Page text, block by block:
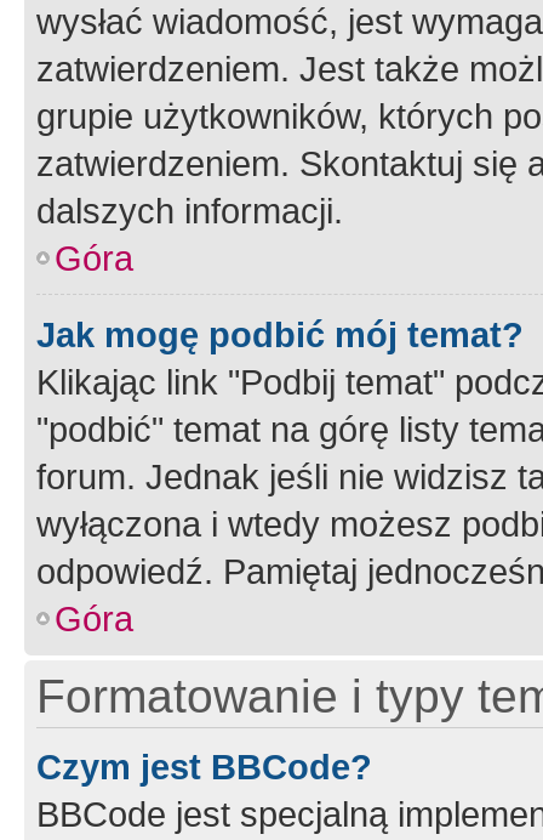
wysłać wiadomość, jest
zatwierdzeniem. Jest także
grupie użytkowników, których
zatwierdzeniem. Skontaktuj się
dalszych informacji.
Góra
Jak mogę podbić mój temat?
Klikając link "Podbij temat"
"podbić" temat na górę listy
forum. Jednak jeśli nie widzisz
wyłączona i wtedy możesz
odpowiedź. Pamiętaj
Góra
Formatowanie i typy
Czym jest BBCode?
BBCode jest specjalną